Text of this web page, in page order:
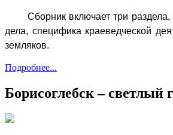
Сборник включает три
дела, специфика краеведческой
земляков.
Подробнее...
Борисоглебск – светлый